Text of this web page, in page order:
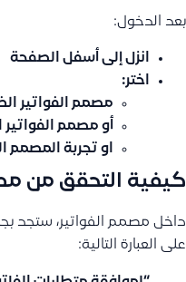
بعد الدخول:
انزل إلى أسفل الصفحة
اختر:
مصمم الفواتير
أو مصمم الفواتير
او تجربة المصمم
كيفية التحقق من
داخل مصمم الفواتير، ستجد
على العبارة التالية: